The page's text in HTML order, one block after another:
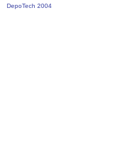
DepoTech 2004